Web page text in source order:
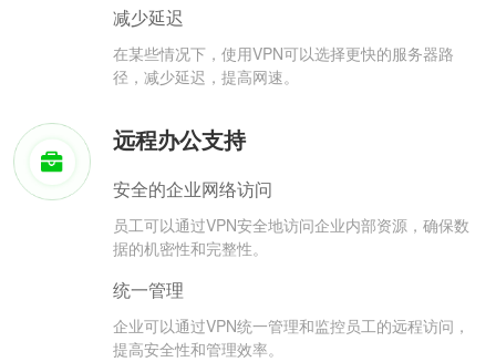
减少延迟
在某些情况下，使用VPN可以选择更快的服务器路
径，减少延迟，提高网速。
远程办公支持
安全的企业网络访问
员工可以通过VPN安全地访问企业内部资源，确保数
据的机密性和完整性。
统一管理
企业可以通过VPN统一管理和监控员工的远程访问，
提高安全性和管理效率。